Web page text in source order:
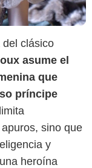
del clásico
asume el
que
príncipe
sino que
y
heroína